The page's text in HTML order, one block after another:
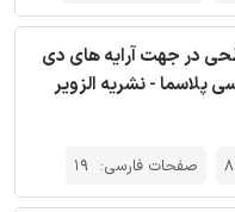
در جهت آرایه های دی
پلاسما - نشریه الزویر
8 صفحات فارسی: 19